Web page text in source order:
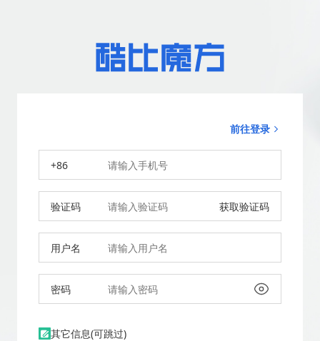
前往登录
+86
验证码 获取验证码
用户名
密码
其它信息(可跳过)